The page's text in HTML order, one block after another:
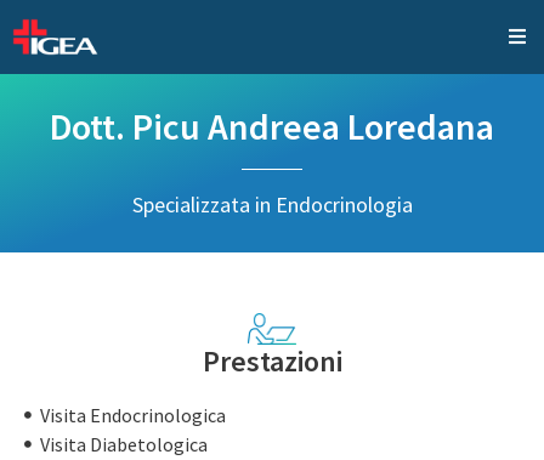
Dott. Picu Andreea Loredana
Specializzata in Endocrinologia
Prestazioni
Visita Endocrinologica
Visita Diabetologica